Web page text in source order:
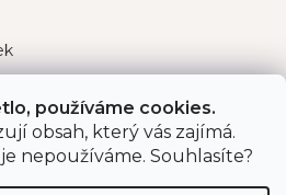
používáme cookies.
obsah, který vás zajímá.
nepoužíváme. Souhlasíte?